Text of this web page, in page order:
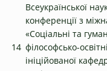
14
Всеукраїнської
конференції з
«Соціальні та
філософсько-
ініційованої